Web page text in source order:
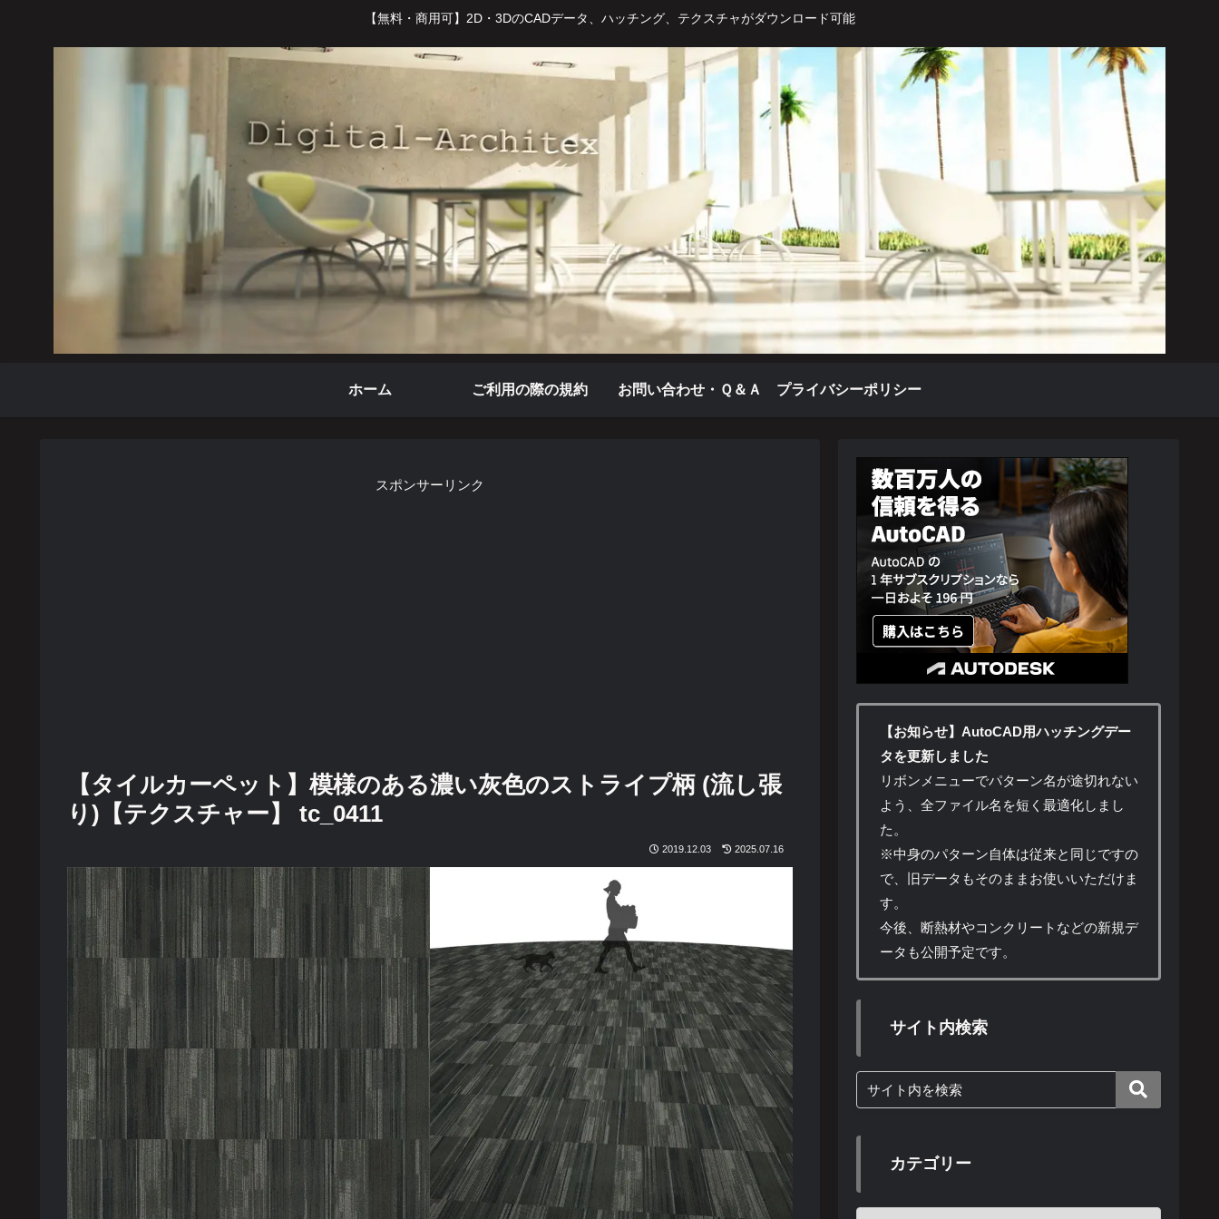
【無料・商用可】2D・3DのCADデータ、ハッチング、テクスチャがダウンロード可能
ホーム ご利用の際の規約 お問い合わせ・Ｑ＆Ａ プライバシーポリシー
スポンサーリンク
【タイルカーペット】模様のある濃い灰色のストライプ柄 (流し張
り)【テクスチャー】 tc_0411
2019.12.03 2025.07.16
【お知らせ】AutoCAD用ハッチングデー
タを更新しました
リボンメニューでパターン名が途切れない
よう、全ファイル名を短く最適化しまし
た。
※中身のパターン自体は従来と同じですの
で、旧データもそのままお使いいただけま
す。
今後、断熱材やコンクリートなどの新規デ
ータも公開予定です。
サイト内検索
カテゴリー